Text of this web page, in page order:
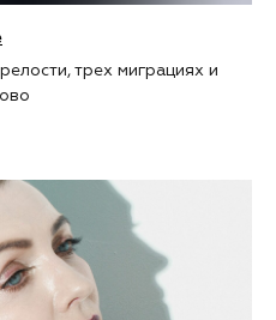
трех миграциях и